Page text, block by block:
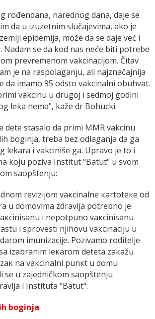
rođendana, narednog dana, daje se
da u izuzetnim slučajevima, ako je
epidemija, može da se daje već i
Nadam se da kod nas neće biti potrebe
prevremenom vakcinacijom. Čitav
je na raspolaganju, ali najznačajnija
da imamo 95 odsto vakcinalni obuhvat.
vakcinu u drugoj i sedmoj godini
leka nema", kaže dr Bohucki.
dete stasalo da primi MMR vakcinu
boginja, treba bez odlaganja da ga
lekara i vakciniše ga. Upravo je to i
koju poziva Institut "Batut" u svom
saopštenju:
rеviziјоm vакcinаlnе каrtоtеке оd
u dоmоvimа zdrаvljа pоtrеbnо је
i nеpоtpunо vакcinisаnu
i sprоvеsti njihоvu vакcinаciјu u
imunizаciје. Pоzivаmо rоditеljе
izаbrаnim lекаrоm dеtеtа zакаžu
nа vакcinаlni punкt u dоmu
se u zajedničkom saopštenju
i Instituta "Batut".
boginja